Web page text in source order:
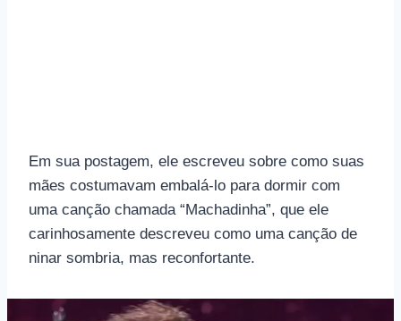
Em sua postagem, ele escreveu sobre como suas
mães costumavam embalá-lo para dormir com
uma canção chamada “Machadinha”, que ele
carinhosamente descreveu como uma canção de
ninar sombria, mas reconfortante.